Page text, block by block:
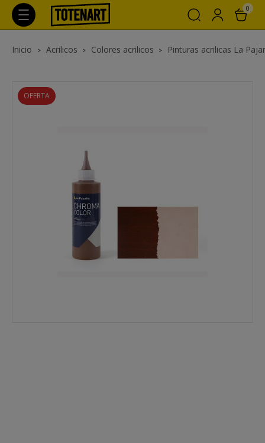
0
Inicio Acrilicos Colores acrilicos Pinturas acrilicas La
OFERTA